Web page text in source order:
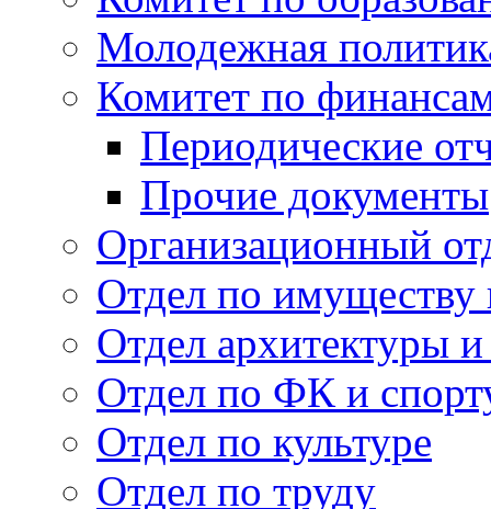
Молодежная
Комитет по
Периодические
Прочие документы
Организационный
Отдел по
Отдел архитектуры и
Отдел по ФК и
Отдел по культуре
Отдел по труду